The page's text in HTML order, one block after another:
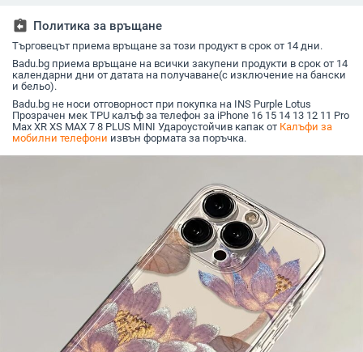
Samsung
assignment_return Политика за връщане
Търговецът приема връщане за този продукт в срок от 14 дни.
Badu.bg приема връщане на всички закупени продукти в срок от 14
календарни дни от датата на получаване(с изключение на бански
и бельо).
Badu.bg не носи отговорност при покупка на INS Purple Lotus
Прозрачен мек TPU калъф за телефон за iPhone 16 15 14 13 12 11 Pro
Max XR XS MAX 7 8 PLUS MINI Удароустойчив капак от Калъфи за
мобилни телефони извън формата за поръчка.